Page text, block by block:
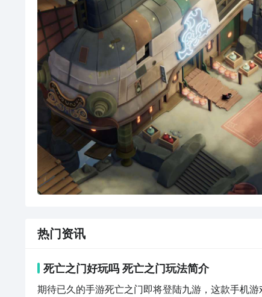
热门资讯
死亡之门好玩吗 死亡之门玩法简介
期待已久的手游死亡之门即将登陆九游，这款手机